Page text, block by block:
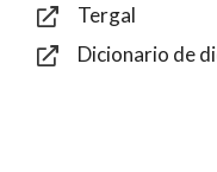
Tergal
Dicionario de